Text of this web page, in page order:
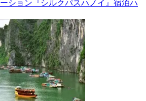
ション『シルクパスハノイ』宿泊ハ